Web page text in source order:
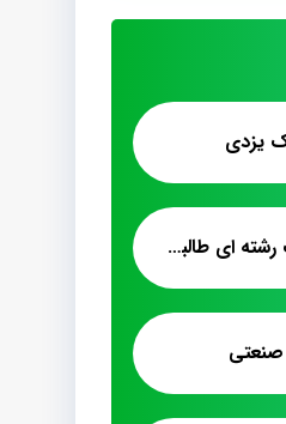
یزدی
قیمت فروش پشمک رشته ای طالبی پرتقالی کیلویی